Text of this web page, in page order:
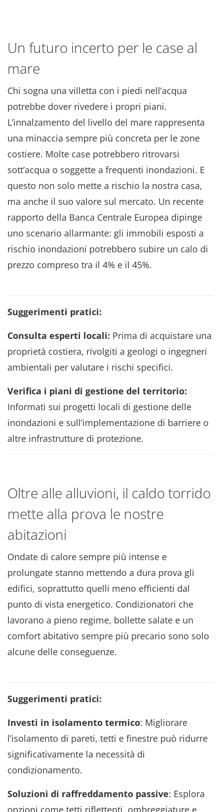
Un futuro incerto per le case al
mare
Chi sogna una villetta con i piedi nell’acqua
potrebbe dover rivedere i propri piani.
L’innalzamento del livello del mare rappresenta
una minaccia sempre più concreta per le zone
costiere. Molte case potrebbero ritrovarsi
sott’acqua o soggette a frequenti inondazioni. E
questo non solo mette a rischio la nostra casa,
ma anche il suo valore sul mercato. Un recente
rapporto della Banca Centrale Europea dipinge
uno scenario allarmante: gli immobili esposti a
rischio inondazioni potrebbero subire un calo di
prezzo compreso tra il 4% e il 45%.
Suggerimenti pratici:
Consulta esperti locali: Prima di acquistare una
proprietà costiera, rivolgiti a geologi o ingegneri
ambientali per valutare i rischi specifici.
Verifica i piani di gestione del territorio:
Informati sui progetti locali di gestione delle
inondazioni e sull’implementazione di barriere o
altre infrastrutture di protezione.
Oltre alle alluvioni, il caldo torrido
mette alla prova le nostre
abitazioni
Ondate di calore sempre più intense e
prolungate stanno mettendo a dura prova gli
edifici, soprattutto quelli meno efficienti dal
punto di vista energetico. Condizionatori che
lavorano a pieno regime, bollette salate e un
comfort abitativo sempre più precario sono solo
alcune delle conseguenze.
Suggerimenti pratici:
Investi in isolamento termico: Migliorare
l’isolamento di pareti, tetti e finestre può ridurre
significativamente la necessità di
condizionamento.
Soluzioni di raffreddamento passive: Esplora
opzioni come tetti riflettenti, ombreggiature e